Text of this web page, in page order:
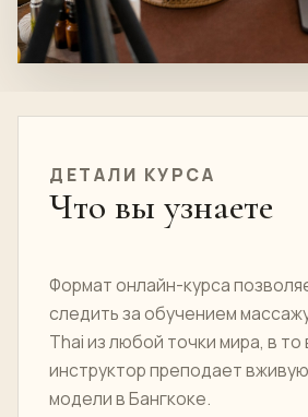
ДЕТАЛИ КУРСА
Что вы узнаете
Формат онлайн-курса
следить за обучением
Thai из любой точки мира, в то
инструктор преподает
модели в Бангкоке.